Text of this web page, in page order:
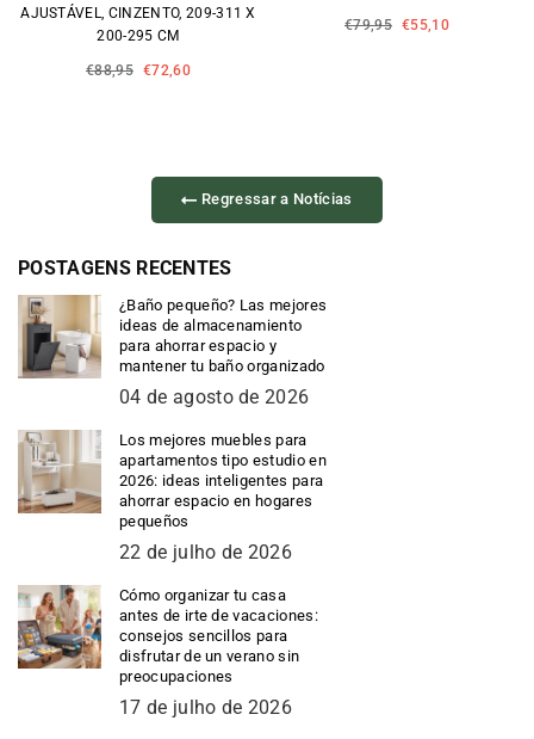
AJUSTÁVEL, CINZENTO, 209-311 X
200-295 CM
Preço
€88,95 €72,60
Preço
€79,95 €55,10
Regressar a Notícias
POSTAGENS RECENTES
¿Baño pequeño? Las mejores
ideas de almacenamiento
para ahorrar espacio y
mantener tu baño organizado
04 de agosto de 2026
Los mejores muebles para
apartamentos tipo estudio en
2026: ideas inteligentes para
ahorrar espacio en hogares
pequeños
22 de julho de 2026
Cómo organizar tu casa
antes de irte de vacaciones:
consejos sencillos para
disfrutar de un verano sin
preocupaciones
17 de julho de 2026